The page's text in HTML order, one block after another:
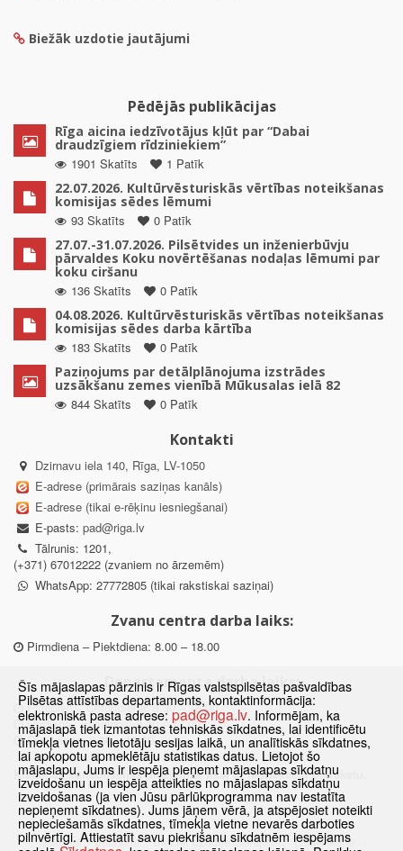
Biežāk uzdotie jautājumi
Pēdējās publikācijas
Rīga aicina iedzīvotājus kļūt par “Dabai
draudzīgiem rīdziniekiem”
1901 Skatīts
1 Patīk
22.07.2026. Kultūrvēsturiskās vērtības noteikšanas
komisijas sēdes lēmumi
93 Skatīts
0 Patīk
27.07.-31.07.2026. Pilsētvides un inženierbūvju
pārvaldes Koku novērtēšanas nodaļas lēmumi par
koku ciršanu
136 Skatīts
0 Patīk
04.08.2026. Kultūrvēsturiskās vērtības noteikšanas
komisijas sēdes darba kārtība
183 Skatīts
0 Patīk
Paziņojums par detālplānojuma izstrādes
uzsākšanu zemes vienībā Mūkusalas ielā 82
844 Skatīts
0 Patīk
Kontakti
Dzirnavu iela 140, Rīga, LV-1050
E-adrese (primārais saziņas kanāls)
E-adrese (tikai e-rēķinu iesniegšanai)
E-pasts: pad@riga.lv
Tālrunis: 1201,
(+371) 67012222 (zvaniem no ārzemēm)
WhatsApp: 27772805 (tikai rakstiskai saziņai)
Zvanu centra darba laiks:
Pirmdiena – Piektdiena: 8.00 – 18.00
Departamenta darba laiks:
Pirmdiena, Ceturtdiena: 8.30 – 18.00
Otrdiena, Trešdiena: 8.30 – 17.00
Piektdiena: 8.30 – 15.00
Klātienes konsultācijas pieejamas tikai ar iepriekšēju pierakstu.
Sākums Jaunumi Biežāk uzdotie jautājumi
Lapas karte
Šīs mājaslapas pārzinis ir Rīgas valstspilsētas pašvaldības
Pilsētas attīstības departaments, kontaktinformācija:
elektroniskā pasta adrese: pad@riga.lv. Informējam, ka
mājaslapā tiek izmantotas tehniskās sīkdatnes, lai identificētu
tīmekļa vietnes lietotāju sesijas laikā, un analītiskās sīkdatnes,
lai apkopotu apmeklētāju statistikas datus. Lietojot šo
mājaslapu, Jums ir iespēja pieņemt mājaslapas sīkdatņu
izveidošanu un iespēja atteikties no mājaslapas sīkdatņu
izveidošanas (ja vien Jūsu pārlūkprogramma nav iestatīta
nepieņemt sīkdatnes). Jums jāņem vērā, ja atspējosiet noteikti
nepieciešamās sīkdatnes, tīmekļa vietne nevarēs darboties
pilnvērtīgi. Attiestatīt savu piekrišanu sīkdatnēm iespējams